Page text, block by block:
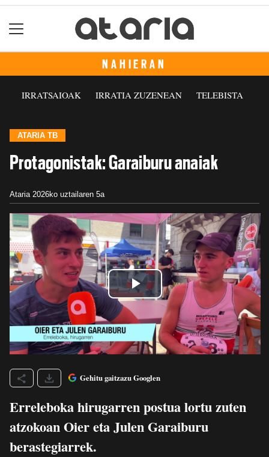
NAHIERAN
IRRATSAIOAK IRRATIA ZUZENEAN TELEBISTA
ATARIA TB
Protagonistak: Garaiburu anaiak
Ataria 2026ko uztailaren 5a
Gehitu gaitzazu Googlen
Erreleboka hirugarren postua lortu zuten
atzokoan Oier eta Julen Garaiburu
berastegiarrek.